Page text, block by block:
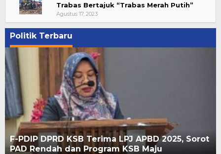
Trabas Bertajuk “Trabas Merah Putih”
Agustus 17, 2023
Politik Terbaru
F-PDIP DPRD KSB Terima LPJ APBD 2025, Sorot
PAD Rendah dan Program KSB Maju